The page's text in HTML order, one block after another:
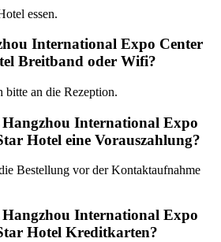
essen.
International Expo Center
Breitband oder Wifi?
bitte an die Rezeption.
International Expo
Hotel eine Vorauszahlung?
Bestellung vor der Kontaktaufnahme
International Expo
Hotel Kreditkarten?